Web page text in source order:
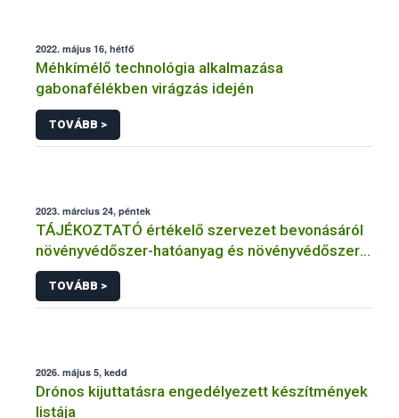
2022. május 16, hétfő
Méhkímélő technológia alkalmazása
gabonafélékben virágzás idején
TOVÁBB >
2023. március 24, péntek
TÁJÉKOZTATÓ értékelő szervezet bevonásáról
növényvédőszer-hatóanyag és növényvédőszer
engedélyezésére, továbbá a meglévő engedély
meghosszabbítására vagy módosítására irányuló
eljárásba
TOVÁBB >
2026. május 5, kedd
Drónos kijuttatásra engedélyezett készítmények
listája